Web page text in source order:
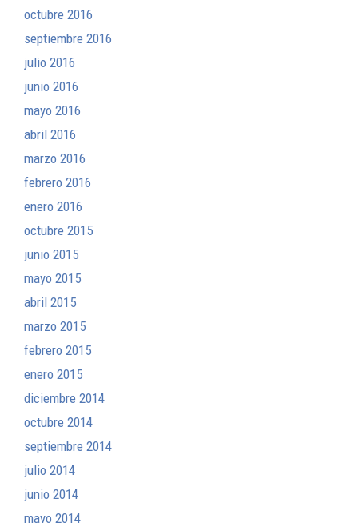
octubre 2016
septiembre 2016
julio 2016
junio 2016
mayo 2016
abril 2016
marzo 2016
febrero 2016
enero 2016
octubre 2015
junio 2015
mayo 2015
abril 2015
marzo 2015
febrero 2015
enero 2015
diciembre 2014
octubre 2014
septiembre 2014
julio 2014
junio 2014
mayo 2014